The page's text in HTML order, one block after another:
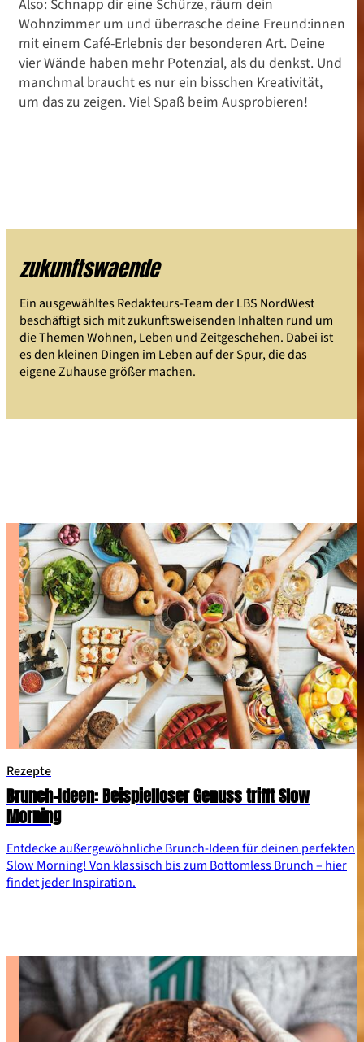
Wohnzimmer um und überrasche deine Freund:innen
mit einem Café-Erlebnis der besonderen Art. Deine
vier Wände haben mehr Potenzial, als du denkst. Und
manchmal braucht es nur ein bisschen Kreativität,
um das zu zeigen. Viel Spaß beim Ausprobieren!
zukunftswaende
Ein ausgewähltes Redakteurs-Team der LBS NordWest
beschäftigt sich mit zukunftsweisenden Inhalten rund um
die Themen Wohnen, Leben und Zeitgeschehen. Dabei ist
es den kleinen Dingen im Leben auf der Spur, die das
eigene Zuhause größer machen.
Rezepte
Brunch-Ideen: Beispielloser Genuss trifft Slow
Morning
Entdecke außergewöhnliche Brunch-Ideen für deinen perfekten
Slow Morning! Von klassisch bis zum Bottomless Brunch – hier
findet jeder Inspiration.